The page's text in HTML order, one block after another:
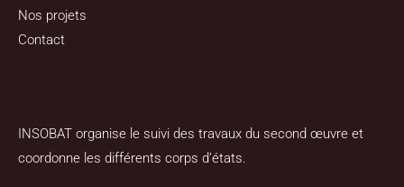
Nos projets
Contact
INSOBAT organise le suivi des travaux du second œuvre et
coordonne les différents corps d’états.